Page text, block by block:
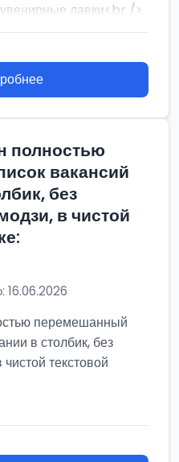
лавки<br />
полностью
вакансий
без
в чистой
16.06.2026
перемешанный
в столбик, без
текстовой
производстве: